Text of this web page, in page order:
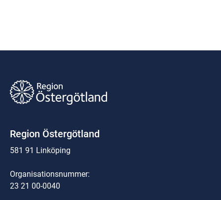
Region Östergötland
581 91 Linköping
Organisationsnummer:
23 21 00-0040